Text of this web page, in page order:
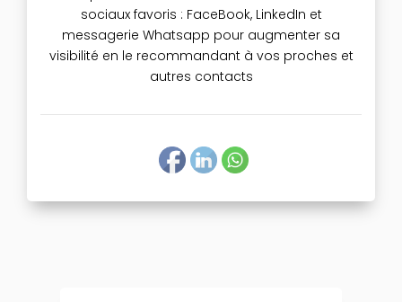
sociaux favoris : FaceBook, LinkedIn et
messagerie Whatsapp pour augmenter sa
visibilité en le recommandant à vos proches et
autres contacts